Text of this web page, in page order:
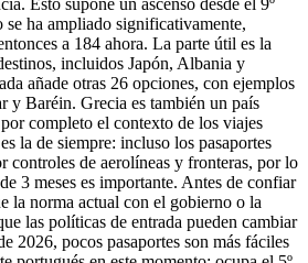
se ha ampliado significativamente,
a 184 ahora. La parte útil es la
incluidos Japón, Albania y
añade otras 26 opciones, con ejemplos
y Baréin. Grecia es también un país
completo el contexto de los viajes
la de siempre: incluso los pasaportes
controles de aerolíneas y fronteras, por lo
3 meses es importante. Antes de confiar
la norma actual con el gobierno o la
las políticas de entrada pueden cambiar
2026, pocos pasaportes son más fáciles